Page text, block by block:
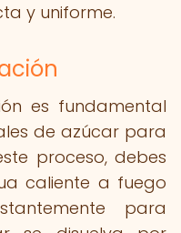
y uniforme.
es fundamental
de azúcar para
proceso, debes
caliente a fuego
para